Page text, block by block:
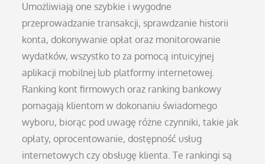
Umożliwiają one szybkie i wygodne
przeprowadzanie transakcji, sprawdzanie historii
konta, dokonywanie opłat oraz monitorowanie
wydatków, wszystko to za pomocą intuicyjnej
aplikacji mobilnej lub platformy internetowej.
Ranking kont firmowych oraz ranking bankowy
pomagają klientom w dokonaniu świadomego
wyboru, biorąc pod uwagę różne czynniki, takie jak
opłaty, oprocentowanie, dostępność usług
internetowych czy obsługę klienta. Te rankingi są